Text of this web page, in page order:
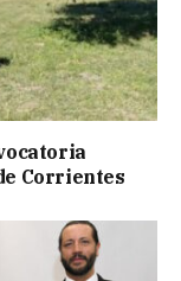
Corrientes